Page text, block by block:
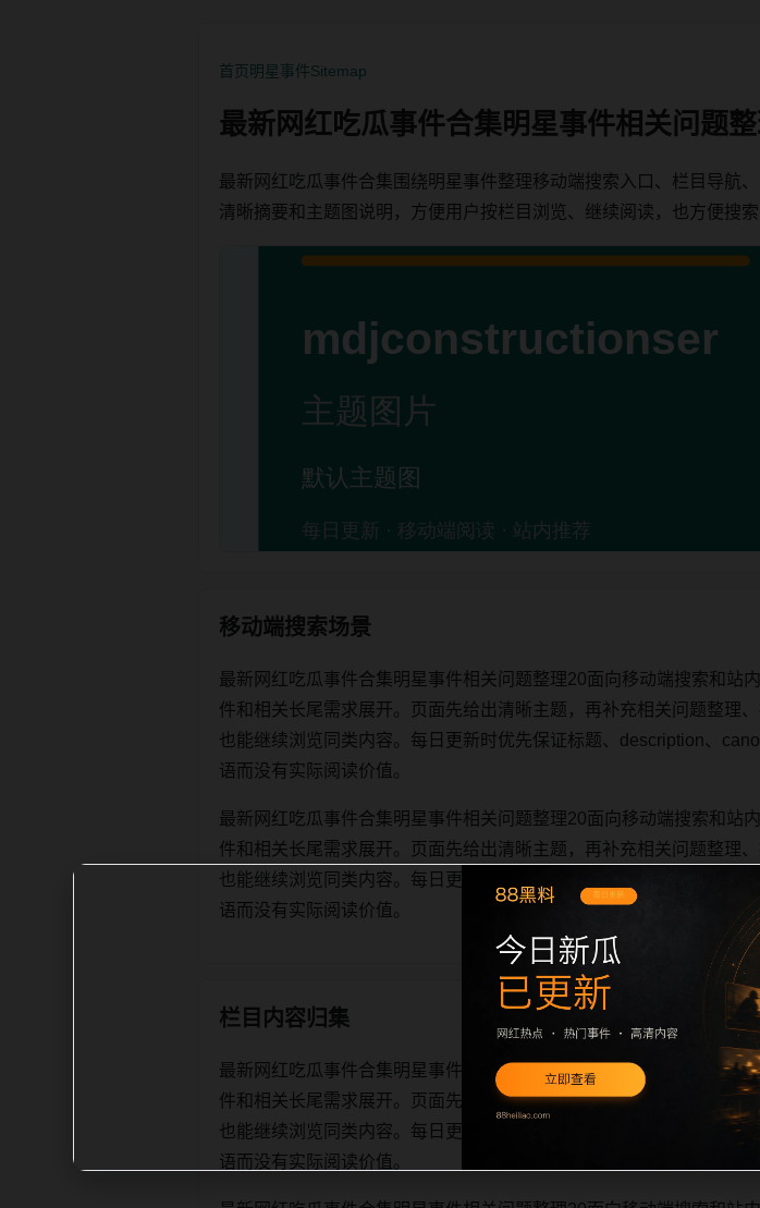
首页明星事件Sitemap
最新网红吃瓜事件合集明星事件相关问题
最新网红吃瓜事件合集围绕明星事件整理移动端搜索入口、栏目导航
清晰摘要和主题图说明，方便用户按栏目浏览、继续阅读，也方便搜
移动端搜索场景
最新网红吃瓜事件合集明星事件相关问题整理20面向移动端搜索和站
件和相关长尾需求展开。页面先给出清晰主题，再补充相关问题整理
也能继续浏览同类内容。每日更新时优先保证标题、description、
语而没有实际阅读价值。
最新网红吃瓜事件合集明星事件相关问题整理20面向移动端搜索和站
件和相关长尾需求展开。页面先给出清晰主题，再补充相关问题整理
也能继续浏览同类内容。每日更新时优先保证标题、description、
语而没有实际阅读价值。
栏目内容归集
最新网红吃瓜事件合集明星事件相关问题整理20面向移动端搜索和站
件和相关长尾需求展开。页面先给出清晰主题，再补充相关问题整理
也能继续浏览同类内容。每日更新时优先保证标题、description、
语而没有实际阅读价值。